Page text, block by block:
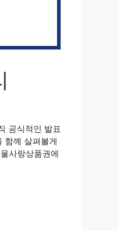
공식적인 발표
함께 살펴볼게
사랑상품권에